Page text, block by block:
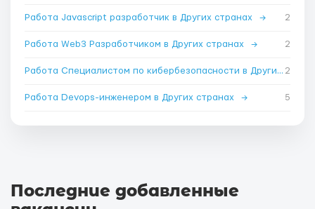
Работа Javascript разработчик в Других странах → 2
Работа Web3 Разработчиком в Других странах → 2
Работа Специалистом по кибербезопасности в Других странах 2
Работа Devops-инженером в Других странах → 5
Последние добавленные